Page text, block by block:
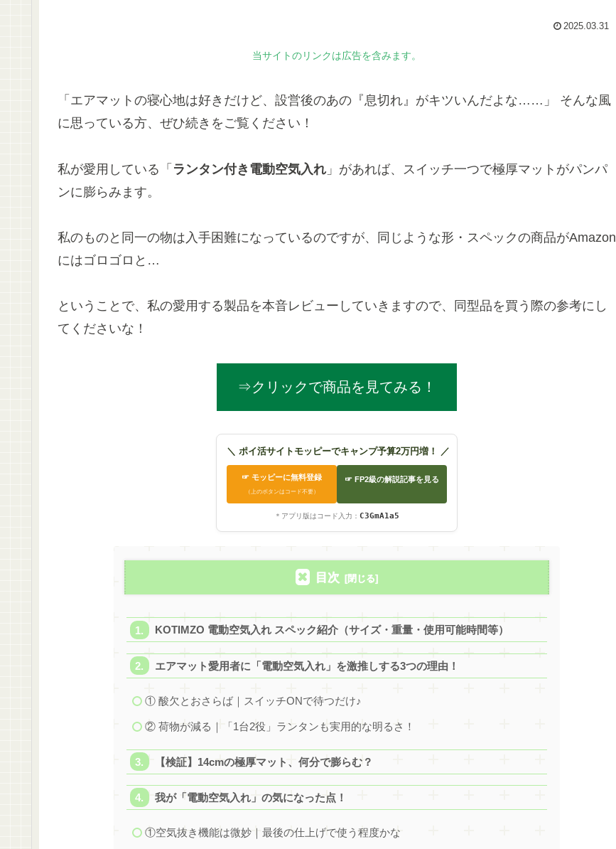
2025.03.31
当サイトのリンクは広告を含みます。
「エアマットの寝心地は好きだけど、設営後のあの『息切れ』がキツいんだよな……」 そんな風
に思っている方、ぜひ続きをご覧ください！
私が愛用している「 ランタン付き電動空気入れ 」があれば、スイッチ一つで極厚マットがパンパ
ンに膨らみます。
私のものと同一の物は入手困難になっているのですが、同じような形・スペックの商品がAmazon
にはゴロゴロと…
ということで、私の愛用する製品を本音レビューしていきますので、同型品を買う際の参考にし
てくださいな！
⇒クリックで商品を見てみる！
＼ ポイ活サイトモッピーでキャンプ予算2万円増！ ／
☞ モッピーに無料登録
（上のボタンはコード不要）
☞ FP2級の解説記事を見る
＊アプリ版はコード入力： C3GmA1a5
目次
KOTIMZO 電動空気入れ スペック紹介（サイズ・重量・使用可能時間等）
エアマット愛用者に「電動空気入れ」を激推しする3つの理由！
① 酸欠とおさらば｜スイッチONで待つだけ♪
② 荷物が減る｜「1台2役」ランタンも実用的な明るさ！
【検証】14cmの極厚マット、何分で膨らむ？
我が「電動空気入れ」の気になった点！
①空気抜き機能は微妙｜最後の仕上げで使う程度かな